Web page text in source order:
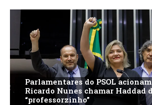
Parlamentares do PSOL
Ricardo Nunes chamar Haddad
“professorzinho”